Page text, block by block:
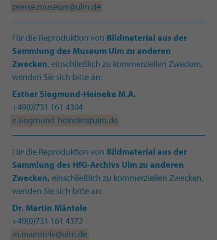
presse.museum@ulm.de
Für die Reproduktion von Bildmaterial aus der
Sammlung des Museum Ulm zu anderen
Zwecken, einschließlich zu kommerziellen Zwecken,
wenden Sie sich bitte an:
Esther Siegmund-Heineke M.A.
+49(0)731 161 4304
e.siegmund-heineke@ulm.de
Für die Reproduktion von Bildmaterial aus der
Sammlung des HfG-Archivs Ulm zu anderen
Zwecken, einschließlich zu kommerziellen Zwecken,
wenden Sie sich bitte an:
Dr. Martin Mäntele
+49(0)731 161 4372
m.maentele@ulm.de